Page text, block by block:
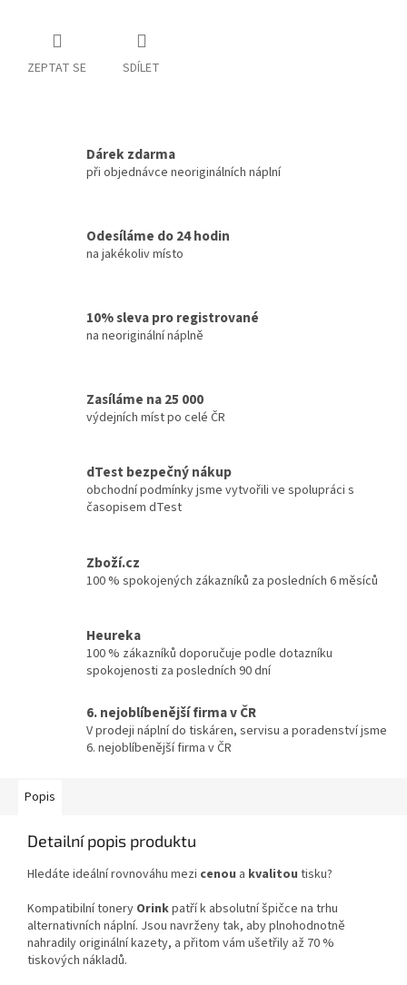
ZEPTAT SE SDÍLET
Dárek zdarma
při objednávce neoriginálních náplní
Odesíláme do 24 hodin
na jakékoliv místo
10% sleva pro registrované
na neoriginální náplně
Zasíláme na 25 000
výdejních míst po celé ČR
dTest bezpečný nákup
obchodní podmínky jsme vytvořili ve spolupráci s
časopisem dTest
Zboží.cz
100 % spokojených zákazníků za posledních 6 měsíců
Heureka
100 % zákazníků doporučuje podle dotazníku
spokojenosti za posledních 90 dní
6. nejoblíbenější firma v ČR
V prodeji náplní do tiskáren, servisu a poradenství jsme
6. nejoblíbenější firma v ČR
Popis
Detailní popis produktu
Hledáte ideální rovnováhu mezi cenou a kvalitou tisku?
Kompatibilní tonery Orinkpatří k absolutní špičce na trhu
alternativních náplní. Jsou navrženy tak, aby plnohodnotně
nahradily originální kazety, a přitom vám ušetřily až 70 %
tiskových nákladů.